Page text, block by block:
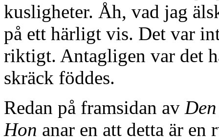
kusligheter. Åh, vad jag
på ett härligt vis. Det var
riktigt. Antagligen var det
skräck föddes.
Redan på framsidan av
Hon anar en att detta är en